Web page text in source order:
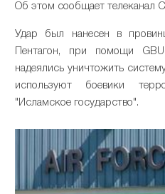
Об этом сообщает телеканал
Удар был нанесен в
Пентагон, при помощи
надеялись уничтожить
используют боевики
"Исламское государство".